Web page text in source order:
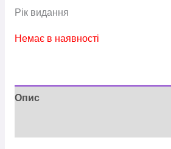
Рік видання
Немає в наявності
Опис